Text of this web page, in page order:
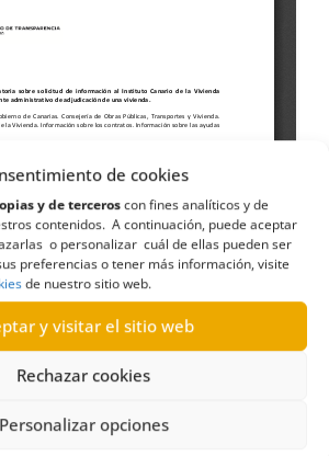
de cookies
y de terceroscon fines analíticos y de
contenidos. A continuación, puede aceptar
o personalizar cuál de ellas pueden ser
preferencias o tener más información, visite
de nuestro sitio web.
y visitar el sitio web
Rechazar cookies
Personalizar opciones